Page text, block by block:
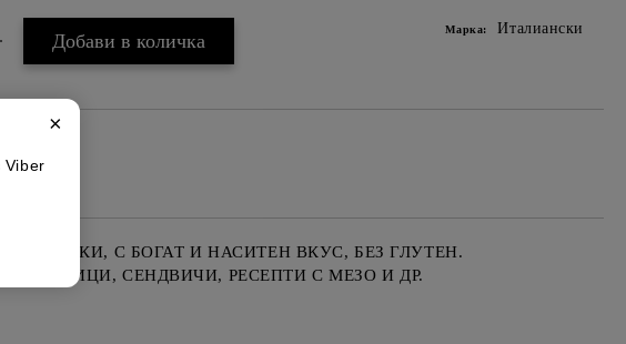
Марка: Италиански
БИЛКИ, С БОГАТ И НАСИТЕН ВКУС, БЕЗ ГЛУТЕН.
ПИЦИ, СЕНДВИЧИ, РЕСЕПТИ С МЕЗО И ДР.
×
Viber